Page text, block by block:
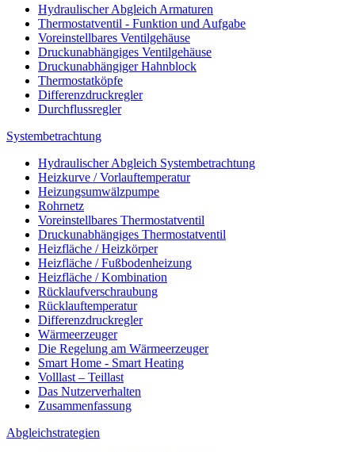
Hydraulischer Abgleich Armaturen
Thermostatventil - Funktion und Aufgabe
Voreinstellbares Ventilgehäuse
Druckunabhängiges Ventilgehäuse
Druckunabhängiger Hahnblock
Thermostatköpfe
Differenzdruckregler
Durchflussregler
Systembetrachtung
Hydraulischer Abgleich Systembetrachtung
Heizkurve / Vorlauftemperatur
Heizungsumwälzpumpe
Rohrnetz
Voreinstellbares Thermostatventil
Druckunabhängiges Thermostatventil
Heizfläche / Heizkörper
Heizfläche / Fußbodenheizung
Heizfläche / Kombination
Rücklaufverschraubung
Rücklauftemperatur
Differenzdruckregler
Wärmeerzeuger
Die Regelung am Wärmeerzeuger
Smart Home - Smart Heating
Volllast – Teillast
Das Nutzerverhalten
Zusammenfassung
Abgleichstrategien